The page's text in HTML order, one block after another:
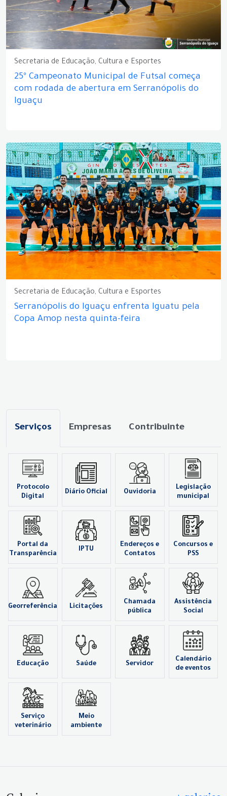
Secretaria de Educação, Cultura e Esportes
25º Campeonato Municipal de Futsal começa
com rodada de abertura em Serranópolis do
Iguaçu
Secretaria de Educação, Cultura e Esportes
Serranópolis do Iguaçu enfrenta Iguatu pela
Copa Amop nesta quinta-feira
Serviços Empresas Contribuinte
Protocolo
Digital
Diário Oficial Ouvidoria
Legislação
municipal
Portal da
Transparência
IPTU
Endereços e
Contatos
Concursos e
PSS
Georreferência Licitações
Chamada
pública
Assistência
Social
Educação Saúde Servidor
Calendário
de eventos
Serviço
veterinário
Meio
ambiente